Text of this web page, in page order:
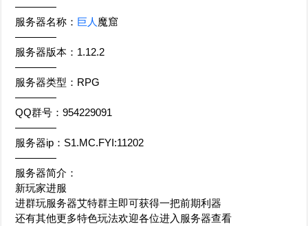
————
服务器名称： 巨人 魔窟
————
服务器版本：1.12.2
————
服务器类型：RPG
————
QQ群号：954229091
————
服务器ip：S1.MC.FYI:11202
————
服务器简介：
新玩家进服
进群玩服务器艾特群主即可获得一把前期利器
还有其他更多特色玩法欢迎各位进入服务器查看